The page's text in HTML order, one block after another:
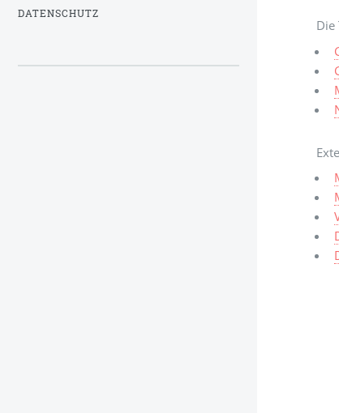
Die
DATENSCHUTZ